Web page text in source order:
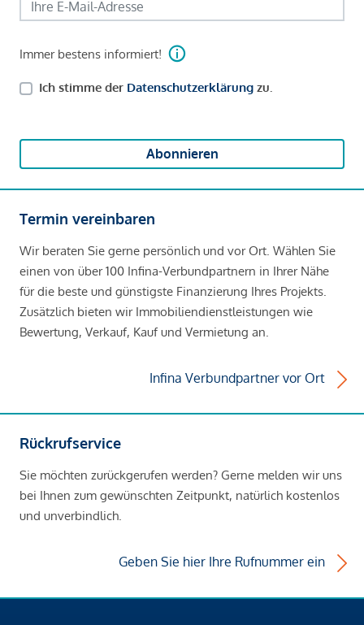
Immer bestens informiert!
Ich stimme der Datenschutzerklärung zu.
Abonnieren
Termin vereinbaren
Wir beraten Sie gerne persönlich und vor Ort. Wählen Sie
einen von über 100 Infina-Verbundpartnern in Ihrer Nähe
für die beste und günstigste Finanzierung Ihres Projekts.
Zusätzlich bieten wir Immobiliendienstleistungen wie
Bewertung, Verkauf, Kauf und Vermietung an.
Infina Verbundpartner vor Ort
Rückrufservice
Sie möchten zurückgerufen werden? Gerne melden wir uns
bei Ihnen zum gewünschten Zeitpunkt, natürlich kostenlos
und unverbindlich.
Geben Sie hier Ihre Rufnummer ein